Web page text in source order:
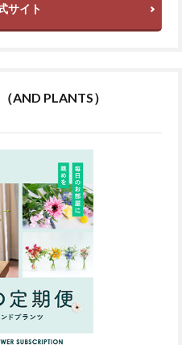
サイト
AND PLANTS）